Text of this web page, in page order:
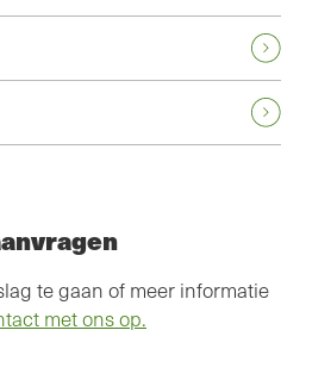
te gaan of meer informatie
met ons op.